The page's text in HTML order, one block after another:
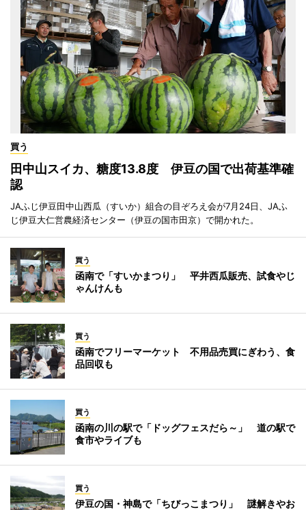
買う
田中山スイカ、糖度13.8度 伊豆の国で出荷基準確
認
JAふじ伊豆田中山西瓜（すいか）組合の目ぞろえ会が7月24日、JAふ
じ伊豆大仁営農経済センター（伊豆の国市田京）で開かれた。
買う
函南で「すいかまつり」 平井西瓜販売、試食やじ
ゃんけんも
買う
函南でフリーマーケット 不用品売買にぎわう、食
品回収も
買う
函南の川の駅で「ドッグフェスだら～」 道の駅で
食市やライブも
買う
伊豆の国・神島で「ちびっこまつり」 謎解きやお